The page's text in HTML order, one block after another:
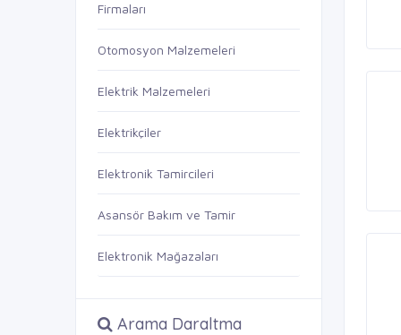
Firmaları
Otomosyon Malzemeleri
Elektrik Malzemeleri
Elektrikçiler
Elektronik Tamircileri
Asansör Bakım ve Tamir
Elektronik Mağazaları
Arama Daraltma